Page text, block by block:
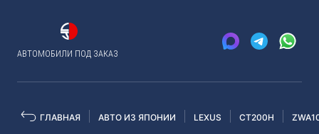
АВТОМОБИЛИ ПОД ЗАКАЗ
ГЛАВНАЯ АВТО ИЗ ЯПОНИИ LEXUS CT200H